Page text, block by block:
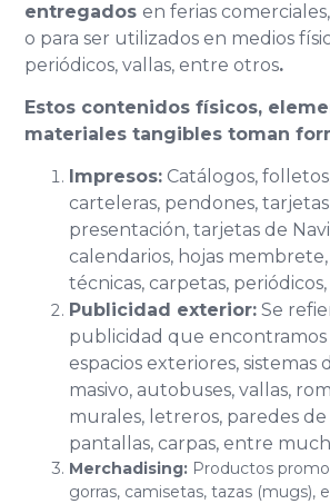
entregados en ferias
o para ser utilizados en medios
periódicos, vallas, entre otros.
Estos contenidos físicos,
materiales tangibles toman
Impresos: Catálogos,
carteleras, pendones,
presentación, tarjetas de
calendarios, hojas membrete,
técnicas, carpetas,
Publicidad exterior: Se
publicidad que encontramos
espacios exteriores, sistemas
masivo, autobuses, vallas,
murales, letreros, paredes de
pantallas, carpas, entre
Merchadising: Productos
gorras, camisetas, tazas (mugs),